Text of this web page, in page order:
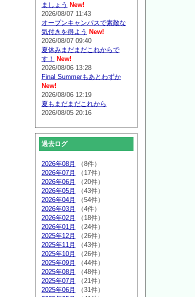
ましょう New!
2026/08/07 11:43
オープンキャンパスで素敵な
気付きを得よう New!
2026/08/07 09:40
夏休みまだまだこれからで
す！
New!
2026/08/06 13:28
Final Summerもあとわずか
New!
2026/08/06 12:19
夏もまだまだこれから
2026/08/05 20:16
過去ログ
2026年08月
（8件）
2026年07月
（17件）
2026年06月
（20件）
2026年05月
（43件）
2026年04月
（54件）
2026年03月
（4件）
2026年02月
（18件）
2026年01月
（24件）
2025年12月
（26件）
2025年11月
（43件）
2025年10月
（26件）
2025年09月
（44件）
2025年08月
（48件）
2025年07月
（21件）
2025年06月
（31件）